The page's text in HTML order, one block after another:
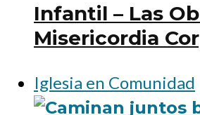
Infantil – Las
Misericordia
Iglesia en Comunidad